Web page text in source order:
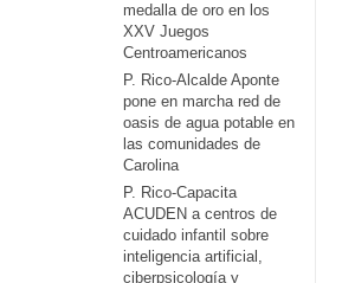
medalla de oro en los
XXV Juegos
Centroamericanos
P. Rico-Alcalde Aponte
pone en marcha red de
oasis de agua potable en
las comunidades de
Carolina
P. Rico-Capacita
ACUDEN a centros de
cuidado infantil sobre
inteligencia artificial,
ciberpsicología y